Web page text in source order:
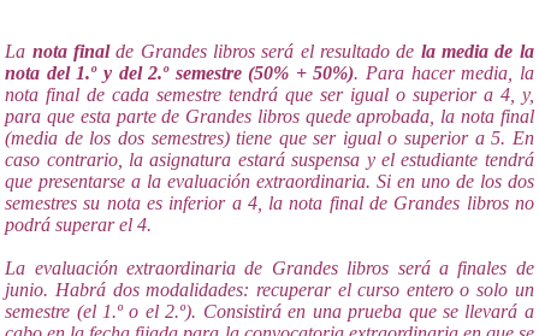
La nota finalde Grandes libros será el resultado de la media de la
nota del 1.º y del 2.º semestre (50% + 50%). Para hacer media, la
nota final de cada semestre tendrá que ser igual o superior a 4, y,
para que esta parte de Grandes libros quede aprobada, la nota final
(media de los dos semestres) tiene que ser igual o superior a 5. En
caso contrario, la asignatura estará suspensa y el estudiante tendrá
que presentarse a la evaluación extraordinaria. Si en uno de los dos
semestres su nota es inferior a 4, la nota final de Grandes libros no
podrá superar el 4.
La evaluación extraordinaria de Grandes libros será a finales de
junio. Habrá dos modalidades: recuperar el curso entero o solo un
semestre (el 1.º o el 2.º). Consistirá en una prueba que se llevará a